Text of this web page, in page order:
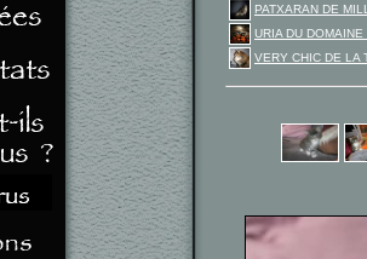
PATXARAN DE
URIA DU DOMAINE
VERY CHIC DE LA